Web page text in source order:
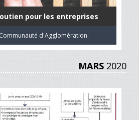
pour les entreprises
d'Agglomération.
MARS 2020